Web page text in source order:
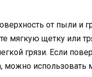
от пыли и
мягкую щетку или
грязи. Если
можно